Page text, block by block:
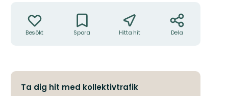
Besökt Spara Hitta hit Dela
Ta dig hit med kollektivtrafik